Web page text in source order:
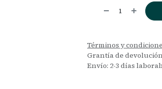
Términos y
Grantía de
Envío: 2-3 días